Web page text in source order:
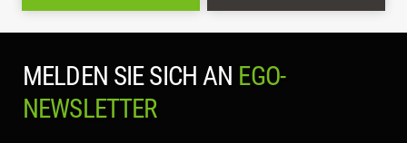
MELDEN SIE SICH AN EGO-
NEWSLETTER